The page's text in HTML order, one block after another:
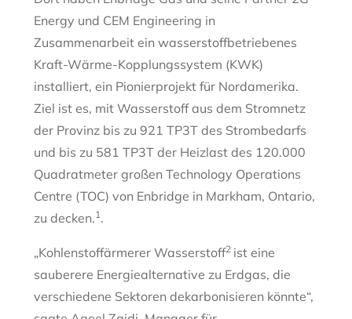
Energy und CEM Engineering in
Zusammenarbeit ein wasserstoffbetriebenes
Kraft-Wärme-Kopplungssystem (KWK)
installiert, ein Pionierprojekt für Nordamerika.
Ziel ist es, mit Wasserstoff aus dem Stromnetz
der Provinz bis zu 921 TP3T des Strombedarfs
und bis zu 581 TP3T der Heizlast des 120.000
Quadratmeter großen Technology Operations
Centre (TOC) von Enbridge in Markham, Ontario,
zu decken.1.
„Kohlenstoffärmerer Wasserstoff2 ist eine
sauberere Energiealternative zu Erdgas, die
verschiedene Sektoren dekarbonisieren könnte“,